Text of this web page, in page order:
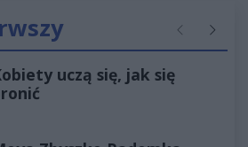
Poprzednie
uczą się, jak się